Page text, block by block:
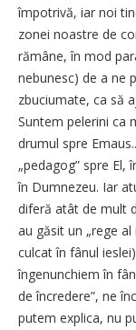
împotrivă, iar noi
zonei noastre de
rămâne, în mod
nebunesc) de a ne
zbuciumate, ca să
Suntem pelerini ca
drumul spre
„pedagog” spre
în Dumnezeu. Iar
diferă atât de mult
au găsit un „rege
culcat în fânul
îngenunchiem în
de încredere”, ne
putem explica, nu